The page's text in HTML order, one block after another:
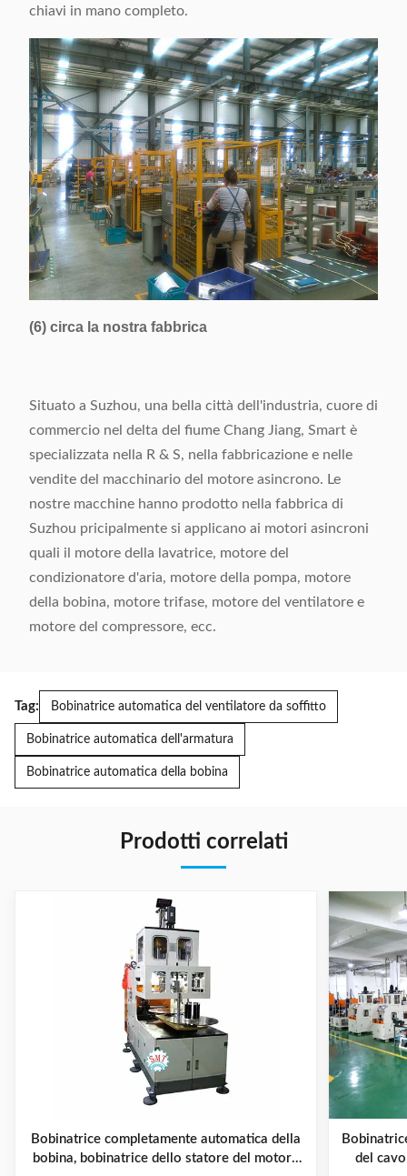
chiavi in mano completo.
(6) circa la nostra fabbrica
Situato a Suzhou, una bella città dell'industria, cuore di
commercio nel delta del fiume Chang Jiang, Smart è
specializzata nella R & S, nella fabbricazione e nelle
vendite del macchinario del motore asincrono. Le
nostre macchine hanno prodotto nella fabbrica di
Suzhou pricipalmente si applicano ai motori asincroni
quali il motore della lavatrice, motore del
condizionatore d'aria, motore della pompa, motore
della bobina, motore trifase, motore del ventilatore e
motore del compressore, ecc.
Tag: Bobinatrice automatica del ventilatore da soffitto
Bobinatrice automatica dell'armatura
Bobinatrice automatica della bobina
Prodotti correlati
Bobinatrice completamente automatica della
bobina, bobinatrice dello statore del motore
del